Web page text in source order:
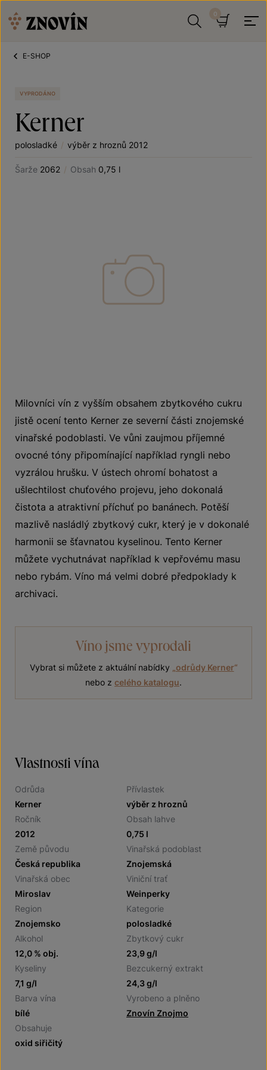
E-SHOP
VYPRODÁNO
Kerner
polosladké / výběr z hroznů 2012
Šarže 2062 / Obsah 0,75 l
Milovníci vín z vyšším obsahem zbytkového cukru
jistě ocení tento Kerner ze severní části znojemské
vinařské podoblasti. Ve vůni zaujmou příjemné
ovocné tóny připomínající například ryngli nebo
vyzrálou hrušku. V ústech ohromí bohatost a
ušlechtilost chuťového projevu, jeho dokonalá
čistota a atraktivní příchuť po banánech. Potěší
mazlivě nasládlý zbytkový cukr, který je v dokonalé
harmonii se šťavnatou kyselinou. Tento Kerner
můžete vychutnávat například k vepřovému masu
nebo rybám. Víno má velmi dobré předpoklady k
archivaci.
Víno jsme vyprodali
Vybrat si můžete z aktuální nabídky odrůdy Kerner“
nebo z celého katalogu.
Vlastnosti vína
Odrůda
Kerner
Přívlastek
výběr z hroznů
Ročník
2012
Obsah lahve
0,75 l
Země původu
Česká republika
Vinařská podoblast
Znojemská
Vinařská obec
Miroslav
Viniční trať
Weinperky
Region
Znojemsko
Kategorie
polosladké
Alkohol
12,0 % obj.
Zbytkový cukr
23,9 g/l
Kyseliny
7,1 g/l
Bezcukerný extrakt
24,3 g/l
Barva vína
bílé
Vyrobeno a plněno
Znovín Znojmo
Obsahuje
oxid siřičitý